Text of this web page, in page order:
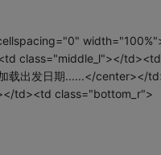
class="middle_l"></td><td
载出发日期......</center></
td><td class="bottom_r">